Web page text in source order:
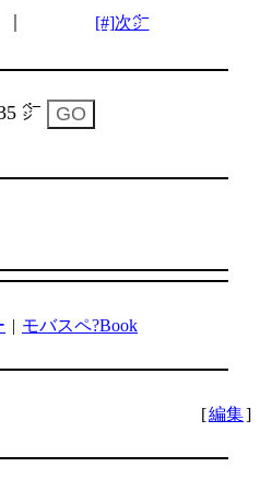
[#]次㌻
㌻
| モバスペ?Book
[編集]